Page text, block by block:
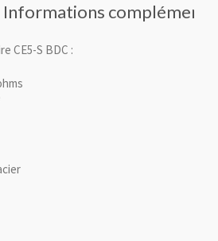
Informations
CE5-S BDC :